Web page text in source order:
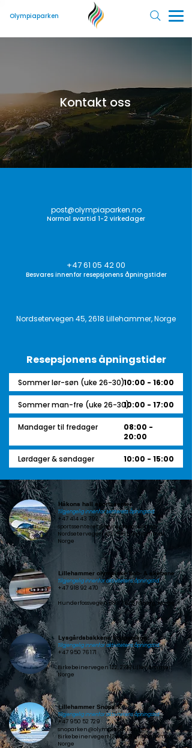
Olympiaparken
Kontakt oss
post@olympiaparken.no
Normal svartid 1-2 virkedager
+47 61 05 42 00
Besvares innenfor resepsjonens åpningstider
Nordsetervegen 45, 2618 Lillehammer, Norge
Resepsjonens åpningstider
Sommer lør-søn (uke 26-30)10:00 - 16:00
Sommer man-fre (uke 26-30)10:00 - 17:00
Mandager til fredager
08:00 -
20:00
Lørdager & søndager 10:00 - 15:00
Håkons hall sportssenter
Tilgjengelig innenfor senterets åpningstid
+47 414 43 792
sportssenteret@olympiaparken.no
Nordsetervegen 45, 2618 Lillehammer,
Norge
Lillehammer olympiske bob- & akebane
Tilgjengelig innenfor aktivitetens åpningstid.
+47 918 92 470
Hunderfossvegen 680, 2625 Fåberg, Norge
Lysgårdsbakkene hoppanlegg
Tilgjengelig innenfor aktivitetens åpningstid.
+47 950 76 171
Birkebeinervegen 122, 2618 Lillehammer,
Norge
Lillehammer Snøpark
Tilgjengelig innenfor aktivitetens åpningstid.
+47 950 52 729
snoparken@olympiaparken.no
Birkebeinervegen 124, 2618 Lillehammer,
Norge